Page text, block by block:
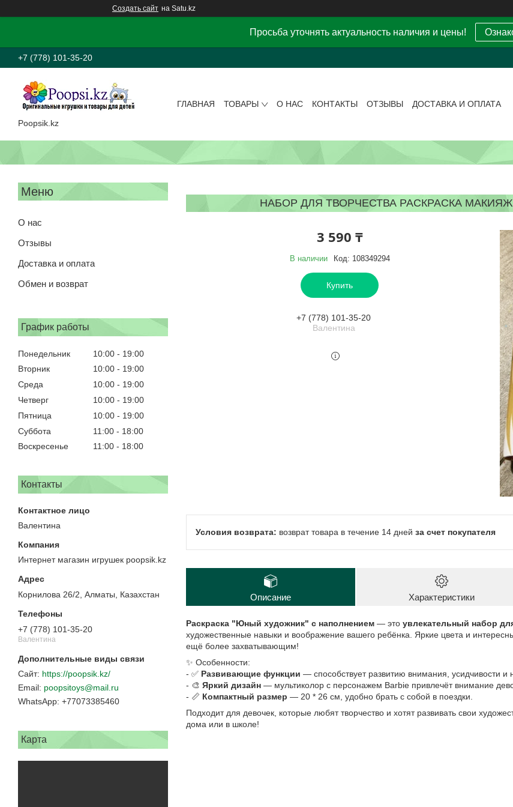
Создать сайт на Satu.kz
Просьба уточнять актуальность наличия и цены!
+7 (778) 101-35-20
Poopsik.kz
ГЛАВНАЯ ТОВАРЫ О НАС КОНТАКТЫ ОТЗЫВЫ ДОСТАВКА И ОПЛАТА
О нас
Отзывы
Доставка и оплата
Обмен и возврат
График работы
Понедельник 10:00
19:00
Вторник
10:00
19:00
Среда
10:00
19:00
Четверг
10:00
19:00
Пятница
10:00
19:00
Суббота
11:00
18:00
Воскресенье
11:00 18:00
Контакты
Валентина
Интернет магазин игрушек poopsik.kz
Корнилова 26/2, Алматы, Казахстан
+7 (778) 101-35-20
Валентина
https://poopsik.kz/
poopsitoys@mail.ru
+77073385460
Карта
НАБОР ДЛЯ ТВОРЧЕСТВА РАСКРАСКА
3 590 ₸
В наличии Код: 108349294
Купить
+7 (778) 101-35-20
Валентина
возврат товара в течение 14 дней за счет покупателя
Описание Характеристики
Раскраска "Юный художник" с наполнением — это увлекательный набор
художественные навыки и воображение вашего ребёнка. Яркие цвета и
ещё более захватывающим!
✨ Особенности:
- ✅ Развивающие функции — способствует развитию внимания, усидчивости и
- 🎨 Яркий дизайн — мультиколор с персонажем Barbie привлечёт внимание
- 📏 Компактный размер — 20 * 26 см, удобно брать с собой в поездки.
Подходит для девочек, которые любят творчество и хотят развивать свои
дома или в школе!